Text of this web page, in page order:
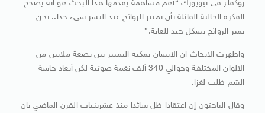
روكفلر في نيويورك “أهم مساهمة يقدمها هذا البحث هو انه يصحح
الفكرة الحالية القائلة بأن تمييز الروائح عند البشر سيء جدا.. نحن
نميز الروائح بشكل جيد للغاية.”
واظهرت الابحاث ان الانسان يمكنه التمييز بين بضعة ملايين من
الالوان المختلفة وحوالي 340 ألف نغمة صوتية لكن أبعاد حاسة
الشم ظلت لغزا.
وقال الباحثون إن اعتقادا ظل سائدا منذ عشرينيات القرن الماضي بان